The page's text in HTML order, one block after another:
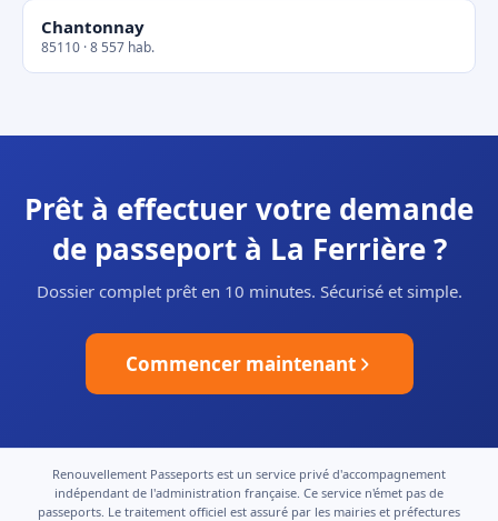
Chantonnay
85110 · 8 557 hab.
Prêt à effectuer votre demande
de passeport à La Ferrière ?
Dossier complet prêt en 10 minutes. Sécurisé et simple.
Commencer maintenant
Renouvellement Passeports est un service privé d'accompagnement
indépendant de l'administration française. Ce service n'émet pas de
passeports. Le traitement officiel est assuré par les mairies et préfectures